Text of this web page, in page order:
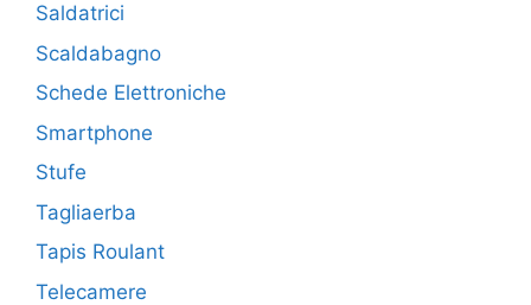
Saldatrici
Scaldabagno
Schede Elettroniche
Smartphone
Stufe
Tagliaerba
Tapis Roulant
Telecamere